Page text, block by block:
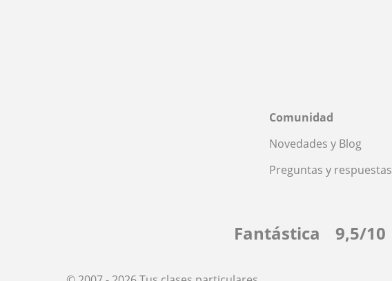
Comunidad
Novedades y Blog
Preguntas y respuestas
Fantástica 9,5/10